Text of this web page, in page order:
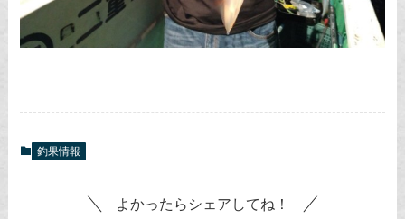
釣果情報
よかったらシェアしてね！